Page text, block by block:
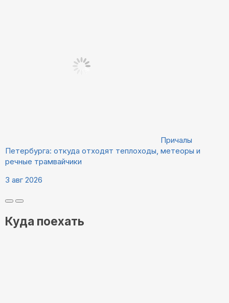
Причалы
Петербурга: откуда отходят теплоходы, метеоры и
речные трамвайчики
3 авг 2026
Куда поехать